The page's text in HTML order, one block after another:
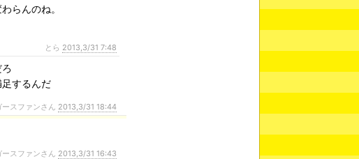
らんのね。
とら 2013,3/31 7:48
するんだ
スファンさん 2013,3/31 18:44
スファンさん 2013,3/31 16:43